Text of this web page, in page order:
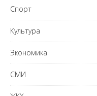
Спорт
Культура
Экономика
СМИ